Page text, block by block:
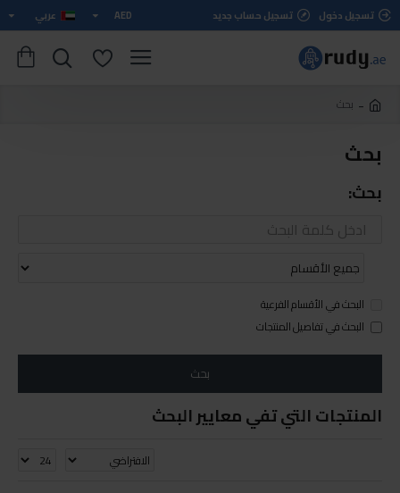
تسجيل دخول تسجيل حساب جديد AED عربي
بحث
بحث
بحث:
البحث في الأقسام الفرعية
البحث في تفاصيل المنتجات
بحث
المنتجات التي تفي معايير البحث